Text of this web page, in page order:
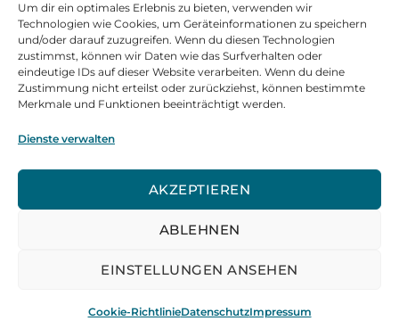
Um dir ein optimales Erlebnis zu bieten, verwenden wir
Technologien wie Cookies, um Geräteinformationen zu speichern
und/oder darauf zuzugreifen. Wenn du diesen Technologien
zustimmst, können wir Daten wie das Surfverhalten oder
eindeutige IDs auf dieser Website verarbeiten. Wenn du deine
Zustimmung nicht erteilst oder zurückziehst, können bestimmte
Merkmale und Funktionen beeinträchtigt werden.
Dienste verwalten
AKZEPTIEREN
ABLEHNEN
EINSTELLUNGEN ANSEHEN
Cookie-RichtlinieDatenschutzImpressum